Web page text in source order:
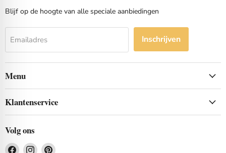
Blijf op de hoogte van alle speciale aanbiedingen
Emailadres Inschrijven
Menu
Klantenservice
Volg ons
Vind Vind Vind